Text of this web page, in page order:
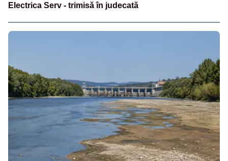
Electrica Serv - trimisă în judecată